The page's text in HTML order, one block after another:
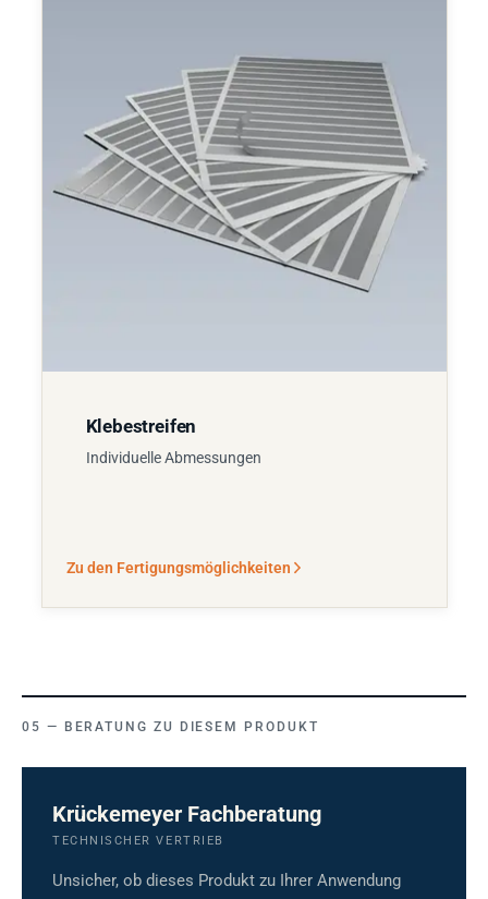
Klebestreifen
Individuelle Abmessungen
Zu den Fertigungsmöglichkeiten
BERATUNG ZU DIESEM PRODUKT
Krückemeyer Fachberatung
TECHNISCHER VERTRIEB
Unsicher, ob dieses Produkt zu Ihrer Anwendung